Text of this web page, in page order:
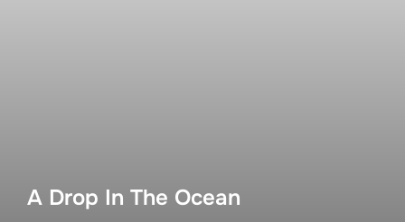
A Drop In The Ocean